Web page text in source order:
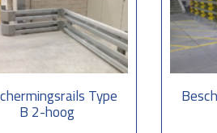
Type
B 2-hoog